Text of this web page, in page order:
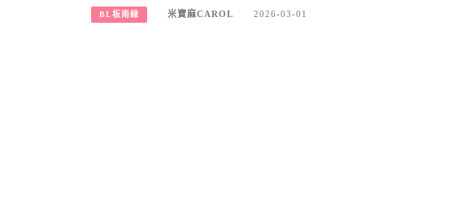
BL板南線 米寶麻CAROL 2026-03-01